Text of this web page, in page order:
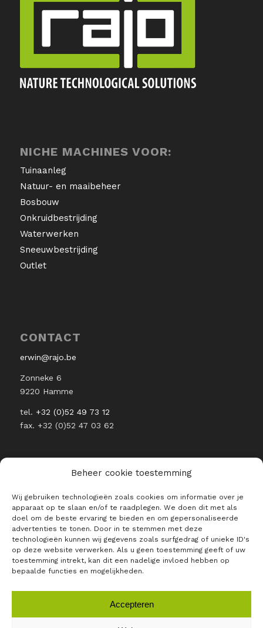
Beheer cookie toestemming
Wij gebruiken technologieën zoals cookies om informatie over je
apparaat op te slaan en/of te raadplegen. We doen dit met als
doel om de beste ervaring te bieden en om gepersonaliseerde
advertenties te tonen. Door in te stemmen met deze
technologieën kunnen wij gegevens zoals surfgedrag of unieke ID's
op deze website verwerken. Als u geen toestemming geeft of uw
toestemming intrekt, kan dit een nadelige invloed hebben op
bepaalde functies en mogelijkheden.
Accepteren
NICHE MACHINES VOOR:
Tuinaanleg
Natuur- en maaibeheer
Bosbouw
Onkruidbestrijding
Waterwerken
Sneeuwbestrijding
Outlet
CONTACT
erwin@rajo.be
Zonneke 6
9220 Hamme
tel. +32 (0)52 49 73 12
fax. +32 (0)52 47 03 62
BLIJF OP DE HOOGTE VAN ALLE
RAJO NIEUWTJES
E-mailadres *